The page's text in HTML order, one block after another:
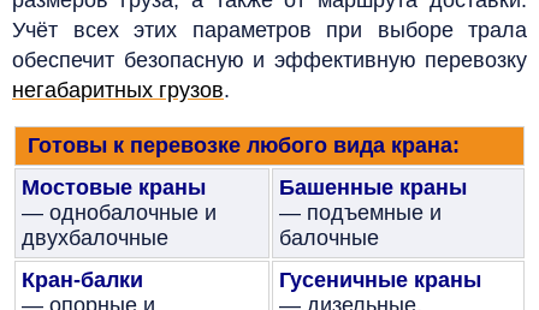
Учёт всех этих параметров при выборе трала
обеспечит безопасную и эффективную перевозку
негабаритных грузов.
Готовы к перевозке любого вида крана:
Мостовые краны
— однобалочные и
двухбалочные
Башенные краны
— подъемные и
балочные
Кран-балки
— опорные и
Гусеничные краны
— дизельные,